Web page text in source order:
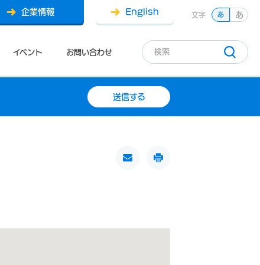
イベント お問い合わせ
企業情報 English 文字 あ あ
送信する